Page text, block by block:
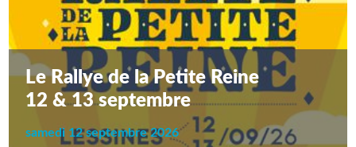
Le Rallye de la Petite Reine
12 & 13 septembre
samedi 12 septembre 2026